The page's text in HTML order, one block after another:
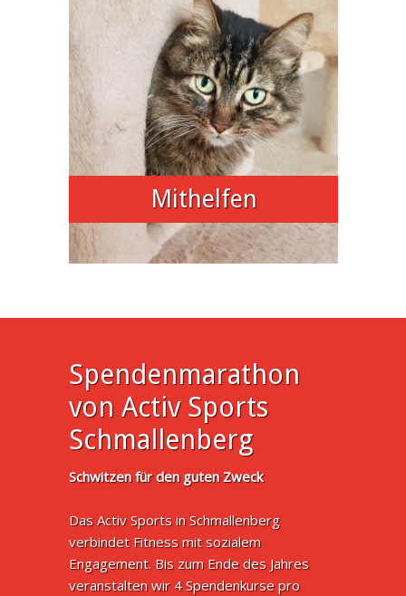
Mithelfen
Spendenmarathon
von Activ Sports
Schmallenberg
Schwitzen für den guten Zweck
Das Activ Sports in Schmallenberg
verbindet Fitness mit sozialem
Engagement. Bis zum Ende des Jahres
veranstalten wir 4 Spendenkurse pro